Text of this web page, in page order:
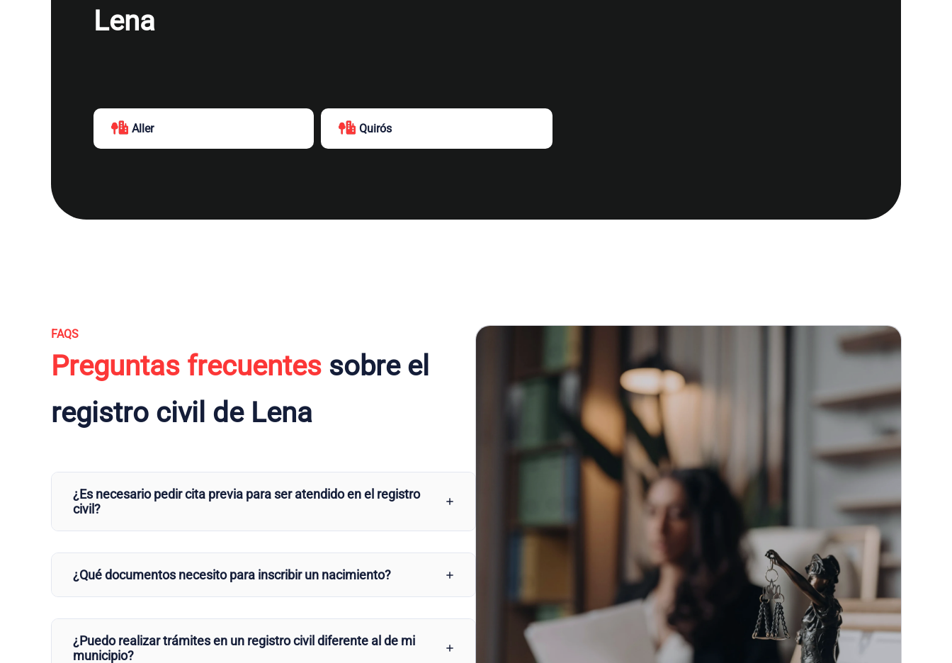
Lena
Aller Quirós
FAQS
Preguntas frecuentes sobre el
registro civil de Lena
¿Es necesario pedir cita previa para ser atendido en el registro
civil?
¿Qué documentos necesito para inscribir un nacimiento?
¿Puedo realizar trámites en un registro civil diferente al de mi
municipio?